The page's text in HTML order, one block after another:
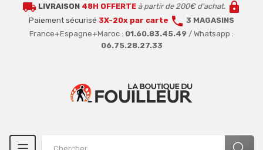
local_shipping LIVRAISON 48H OFFERTE à partir de 200€ d'achat. lock
Paiement sécurisé 3X-20x par carte call 3 MAGASINS
France+Espagne+Maroc : 01.60.83.45.49 / Whatsapp :
06.75.28.27.33